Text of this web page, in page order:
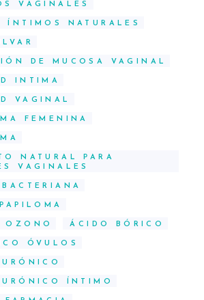
VAGINALES
ÍNTIMOS NATURALES
DE MUCOSA VAGINAL
INTIMA
VAGINAL
FEMENINA
NATURAL PARA
VAGINALES
OZONO ÁCIDO BÓRICO
ÓVULOS
ÍNTIMO